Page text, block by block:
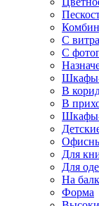
С
С
Шкафы-
В
В
Для
Для
На
Форма